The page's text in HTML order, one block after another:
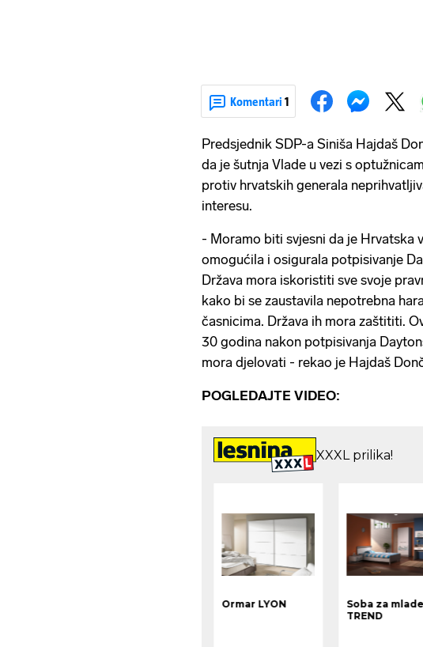
Komentari 1
Predsjednik SDP-a Siniša Hajdaš
da je šutnja Vlade u vezi s
protiv hrvatskih generala
interesu.
- Moramo biti svjesni da je Hrvatska
omogućila i osigurala potpisivanje
Država mora iskoristiti sve svoje
kako bi se zaustavila nepotrebna
časnicima. Država ih mora zaštititi.
30 godina nakon potpisivanja
mora djelovati - rekao je Hajdaš
POGLEDAJTE VIDEO: